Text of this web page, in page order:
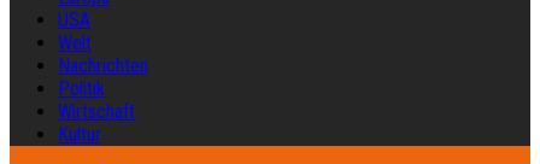
USA
Welt
Nachrichten
Politik
Wirtschaft
Kultur